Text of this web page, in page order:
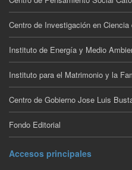
Centro de Investigación en
Instituto de Energía y Medio
Instituto para el Matrimonio y la
Centro de Gobierno Jose Luis
Fondo Editorial
Accesos principales